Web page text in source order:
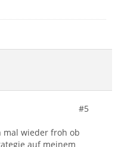
#5
mal wieder froh ob
auf meinem